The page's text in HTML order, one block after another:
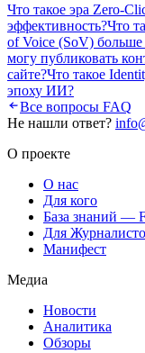
Что такое эра Zero-
эффективность?Что
of Voice (SoV) больше
могу публиковать
сайте?Что такое
эпоху ИИ?
Все вопросы FAQ
Не нашли ответ?
О проекте
О нас
Для кого
База знаний —
Для
Манифест
Медиа
Новости
Аналитика
Обзоры